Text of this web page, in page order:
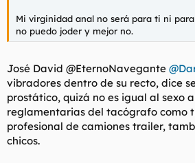
Mi virginidad anal no será para ti ni
no puedo joder y mejor no.
José David @EternoNavegante
vibradores dentro de su recto, dice
prostático, quizá no es igual al sexo
reglamentarias del tacógrafo como
profesional de camiones trailer,
chicos.